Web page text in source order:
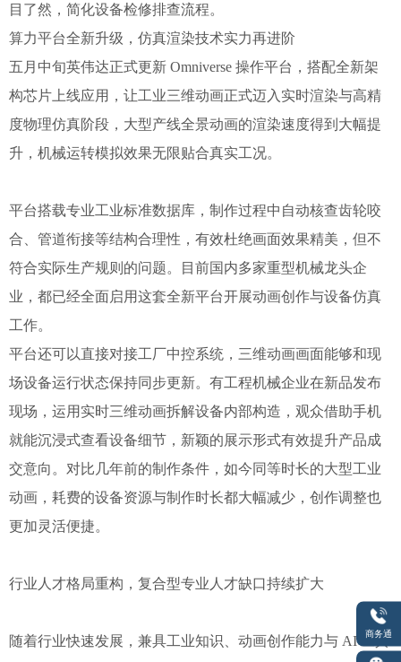
目了然，简化设备检修排查流程。
算力平台全新升级，仿真渲染技术实力再进阶
五月中旬英伟达正式更新 Omniverse 操作平台，搭配全新架
构芯片上线应用，让工业三维动画正式迈入实时渲染与高精
度物理仿真阶段，大型产线全景动画的渲染速度得到大幅提
升，机械运转模拟效果无限贴合真实工况。
平台搭载专业工业标准数据库，制作过程中自动核查齿轮咬
合、管道衔接等结构合理性，有效杜绝画面效果精美，但不
符合实际生产规则的问题。目前国内多家重型机械龙头企
业，都已经全面启用这套全新平台开展动画创作与设备仿真
工作。
平台还可以直接对接工厂中控系统，三维动画画面能够和现
场设备运行状态保持同步更新。有工程机械企业在新品发布
现场，运用实时三维动画拆解设备内部构造，观众借助手机
就能沉浸式查看设备细节，新颖的展示形式有效提升产品成
交意向。对比几年前的制作条件，如今同等时长的大型工业
动画，耗费的设备资源与制作时长都大幅减少，创作调整也
更加灵活便捷。
行业人才格局重构，复合型专业人才缺口持续扩大
随着行业快速发展，兼具工业知识、动画创作能力与 AI 工具
商务通